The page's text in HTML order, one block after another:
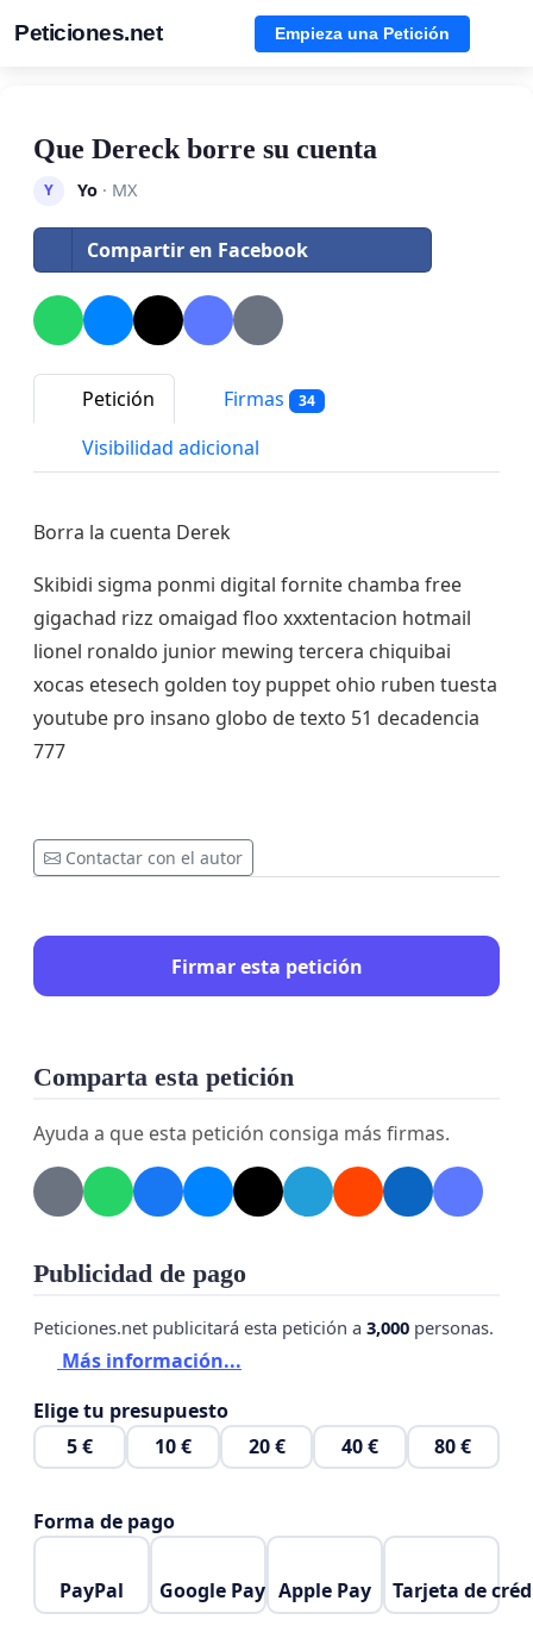
Peticiones.net Empieza una Petición
Que Dereck borre su cuenta
Y Yo· MX
Compartir en Facebook
Petición Firmas 34
Visibilidad adicional
Borra la cuenta Derek
Skibidi sigma ponmi digital fornite chamba free
gigachad rizz omaigad floo xxxtentacion hotmail
lionel ronaldo junior mewing tercera chiquibai
xocas etesech golden toy puppet ohio ruben tuesta
youtube pro insano globo de texto 51 decadencia
777
Contactar con el autor
Firmar esta petición
Comparta esta petición
Ayuda a que esta petición consiga más firmas.
Publicidad de pago
Peticiones.net publicitará esta petición a 3,000 personas.
Más información...
Elige tu presupuesto
5 €
10 € 20 € 40 € 80 €
Forma de pago
PayPal Google Pay Apple Pay Tarjeta de